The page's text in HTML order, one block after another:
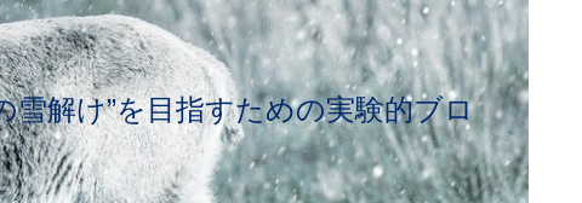
雪解け”を目指すための実験的ブロ